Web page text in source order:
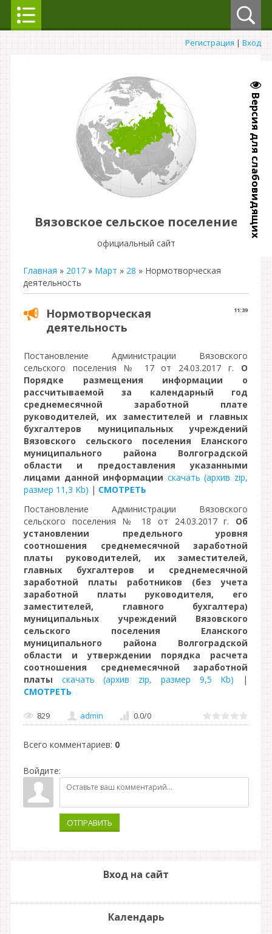
Версия для слабовидящих
Регистрация | Вход
Вязовское сельское поселение
официальный сайт
Главная » 2017 » Март » 28 » Нормотворческая
деятельность
11:39
Нормотворческая
деятельность
Постановление Администрации Вязовского
сельского поселения № 17 от 24.03.2017 г. О
Порядке размещения информации о
рассчитываемой за календарный год
среднемесячной заработной плате
руководителей, их заместителей и главных
бухгалтеров муниципальных учреждений
Вязовского сельского поселения Еланского
муниципального района Волгоградской
области и предоставления указанными
лицами данной информации скачать (архив zip,
размер 11,3 Kb) | СМОТРЕТЬ
Постановление Администрации Вязовского
сельского поселения № 18 от 24.03.2017 г. Об
установлении предельного уровня
соотношения среднемесячной заработной
платы руководителей, их заместителей,
главных бухгалтеров и среднемесячной
заработной платы работников (без учета
заработной платы руководителя, его
заместителей, главного бухгалтера)
муниципальных учреждений Вязовского
сельского поселения Еланского
муниципального района Волгоградской
области и утверждении порядка расчета
соотношения среднемесячной заработной
платы
скачать (архив zip, размер 9,5 Kb) |
СМОТРЕТЬ
829 admin 0.0/0
Всего комментариев: 0
Войдите:
ОТПРАВИТЬ
Вход на сайт
Календарь